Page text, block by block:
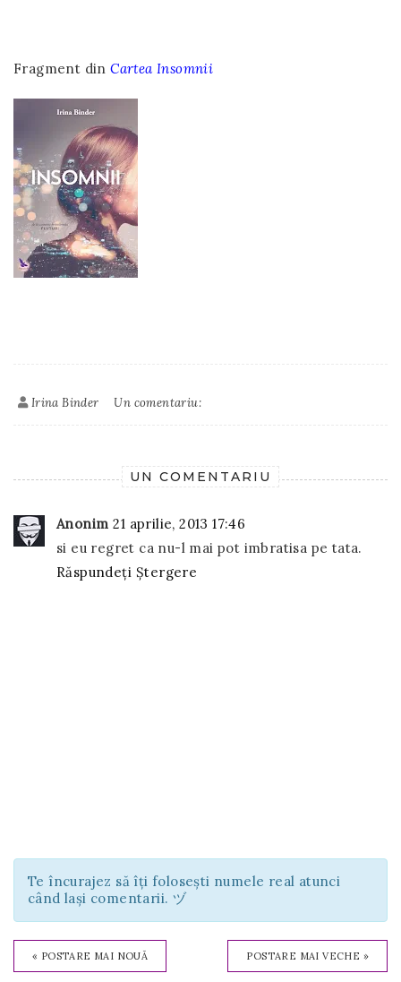
Fragment dinCartea Insomnii
Irina Binder Un comentariu:
UN COMENTARIU
Anonim 21 aprilie, 2013 17:46
si eu regret ca nu-l mai pot imbratisa pe tata.
Răspundeți Ștergere
Te încurajez să îți folosești numele real atunci
când lași comentarii. ヅ
« POSTARE MAI NOUĂ POSTARE MAI VECHE »